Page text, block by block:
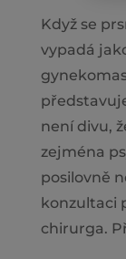
Když se
vypadá
není divu,
zejména
posilovně
konzultaci
chirurga.